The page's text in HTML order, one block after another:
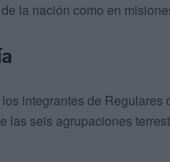
la nación como en
integrantes de
las seis agrupaciones